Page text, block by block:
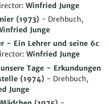
Winfried Junge
(1973) - Drehbuch,
Junge
- Ein Lehrer und seine 6c
Winfried Junge
Tage - Erkundungen
(1974) - Drehbuch,
Junge